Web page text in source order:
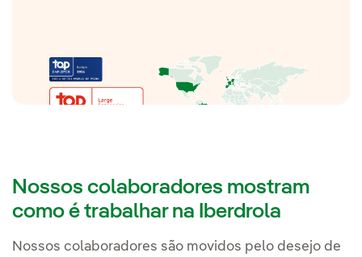
Nossos colaboradores mostram
como é trabalhar na Iberdrola
Nossos colaboradores são movidos pelo desejo de